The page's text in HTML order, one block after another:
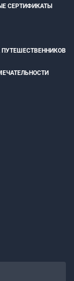
СЕРТИФИКАТЫ
ПУТЕШЕСТВЕННИКОВ